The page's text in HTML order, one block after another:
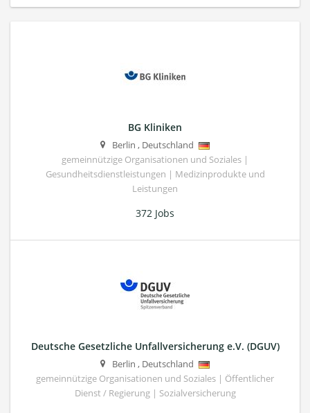
BG Kliniken
Berlin , Deutschland
gemeinnützige Organisationen und Soziales |
Gesundheitsdienstleistungen | Medizinprodukte und
Leistungen
372 Jobs
Deutsche Gesetzliche Unfallversicherung e.V. (DGUV)
Berlin , Deutschland
gemeinnützige Organisationen und Soziales | Öffentlicher
Dienst / Regierung | Sozialversicherung